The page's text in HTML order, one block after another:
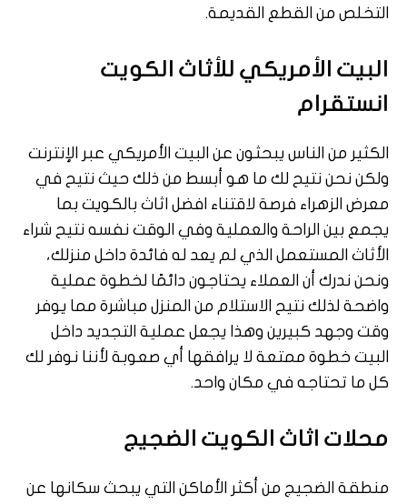
التخلص من القطع القديمة.
البيت الأمريكي للأثاث الكويت
انستقرام
الكثير من الناس يبحثون عن البيت الأمريكي عبر الإنترنت
ولكن نحن نتيح لك ما هو أبسط من ذلك حيث نتيح في
معرض الزهراء فرصة لاقتناء افضل اثاث بالكويت بما
يجمع بين الراحة والعملية وفي الوقت نفسه نتيح شراء
الأثاث المستعمل الذي لم يعد له فائدة داخل منزلك،
ونحن ندرك أن العملاء يحتاجون دائمًا لخطوة عملية
واضحة لذلك نتيح الاستلام من المنزل مباشرة مما يوفر
وقت وجهد كبيرين وهذا يجعل عملية التجديد داخل
البيت خطوة ممتعة لا يرافقها أي صعوبة لأننا نوفر لك
كل ما تحتاجه في مكان واحد.
محلات اثاث الكويت الضجيج
منطقة الضجيج من أكثر الأماكن التي يبحث سكانها عن